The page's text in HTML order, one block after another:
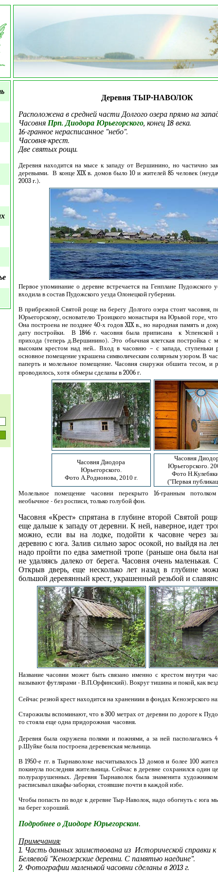
Деревня ТЫР-НАВОЛОК
Расположена в средней части Долгого озера прямо на
Часовня Прп. Диодора Юрьегорского, конец 18 века.
16-гранное нерасписанное "небо".
Часовня-крест.
Две святых рощи.
Деревня находится на мысе к западу от Вершинино, но частично
деревьями. В конце XIX в. домов было 10 и жителей 85 человек
2003 г.).
Первое упоминание о деревне встречается на Генплане Пудожского
входила в состав Пудожского уезда Олонецкой губернии.
В прибрежной Святой роще на берегу Долгого озера стоит часовня,
Юрьегорскому, основателю Троицкого монастыря на Юрьвой горе, что
Она построена не позднее 40-х годов XIX в., но народная память и
дату постройки. В 1846 г. часовня была приписана к Успенской
прихода (теперь д.Вершинино). Это обычная клетская постройка с
высоким крестом над ней.. Вход в часовню – с запада, ступеньки
основное помещение украшена символическим солярным узором. В
паперть и молельное помещение. Часовня снаружи обшита тесом, и
проводилось, хотя обмеры сделаны в 2006 г.
Часовня Диодора
Юрьегорского.
Фото А.Родионова, 2010 г.
Часовня
Юрьегорского.
Фото
("Первая
Молельное помещение часовни перекрыто 16-гранным
необычное - без росписи, только голубой фон.
Часовня «Крест» спрятана в глубине второй Святой
еще дальше к западу от деревни. К ней, наверное, идет
можно, если вы на лодке, подойти к часовне через
деревню с юга. Залив сильно зарос осокой, но выйдя на
надо пройти по едва заметной тропе (раньше она была
не удаляясь далеко от берега. Часовня очень маленькая.
Открыв дверь, еще несколько лет назад в глубине
большой деревянный крест, украшенный резьбой и
Название часовни может быть связано именно с крестом внутри
называют футлярами - В.П.Орфинский). Вокруг тишина и покой, как
Сейчас резной крест находится на хранениии в фондах Кенозерского
Старожилы вспоминают, что в 300 метрах от деревни по дороге к
то стояла еще одна придорожная часовня.
Деревня была окружена полями и пожнями, а за ней
р.Шуйке была построена деревенская мельница.
В 1950-е гг. в Тырнаволоке насчитывалось 13 домов и более 100
покинула последняя жительница. Сейчас в деревне сохранился один
полуразрушенных. Деревня Тырнаволок была знаменита
расписывал шкафы-заборки, стоявшие почти в каждой избе.
Чтобы попасть по воде к деревне Тыр-Наволок, надо обогнуть с юга
на берег хороший.
Подробнее о Диодоре Юрьегорском.
Примечания:
1. Часть данных заимствована из Исторической справки
Беляевой "Кенозерские деревни. С памятью наедине".
2. Фотографии маленькой часовни сделаны в 2013 г.